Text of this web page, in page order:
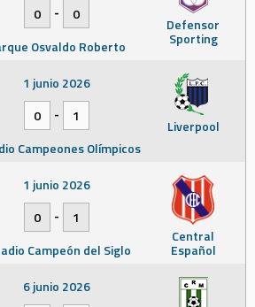
Defensor
Sporting
0
-
0
Osvaldo Roberto
Liverpool
1 junio 2026
0
-
1
Campeones Olímpicos
Central
Español
1 junio 2026
0
-
1
Campeón del Siglo
6 junio 2026